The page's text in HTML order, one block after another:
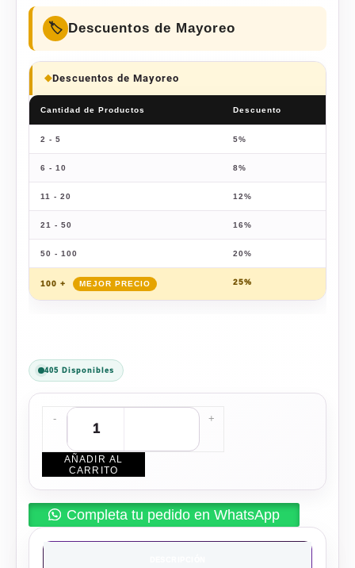
Descuentos de Mayoreo
Descuentos de Mayoreo
Cantidad de Productos Descuento
2 - 5 5%
6 - 10 8%
11 - 20 12%
21 - 50 16%
50 - 100 20%
100 + 25%
405 Disponibles
- +
AÑADIR AL
CARRITO
Completa tu pedido en WhatsApp